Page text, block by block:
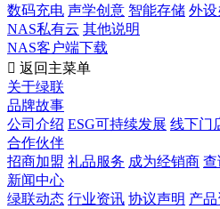
数码充电 声学创意 智能存储 外
NAS私有云 其他说明
NAS客户端下载
 返回主菜单
关于绿联
品牌故事
公司介绍 ESG可持续发展 线下门
合作伙伴
招商加盟 礼品服务 成为经销商 查
新闻中心
绿联动态 行业资讯 协议声明 产